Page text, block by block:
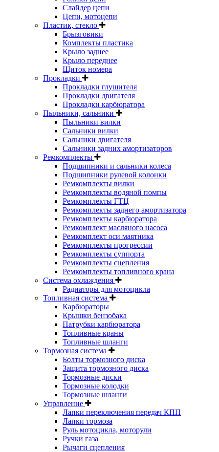
Слайдер цепи
Цепи, мотоцепи
Пластик, стекло
Брызговики
Комплекты пластика
Крыло заднее
Крыло переднее
Щиток номера
Прокладки
Прокладки глушителя
Прокладки двигателя
Прокладки карбюратора
Пыльники, сальники
Пыльники вилки
Сальники вилки
Сальники двигателя
Сальники задних амортизаторов
Ремкомплекты
Подшипники и сальники колеса
Подшипники рулевой колонки
Ремкомплекты вилки
Ремкомплекты водяной помпы
Ремкомплекты ГТЦ
Ремкомплекты заднего амортизатора
Ремкомплекты карбюратора
Ремкомплект масляного насоса
Ремкомплект оси маятника
Ремкомплекты прогрессии
Ремкомплекты суппорта
Ремкомплекты сцепления
Ремкомплекты топливного крана
Система охлаждения
Радиаторы для мотоцикла
Топливная система
Карбюраторы
Крышки бензобака
Патрубки карбюратора
Топливные краны
Топливные шланги
Тормозная система
Болты тормозного диска
Защита тормозного диска
Тормозные диски
Тормозные колодки
Тормозные шланги
Управление
Лапки переключения передач КПП
Лапки тормоза
Руль мотоцикла, моторули
Ручки газа
Рычаги сцепления